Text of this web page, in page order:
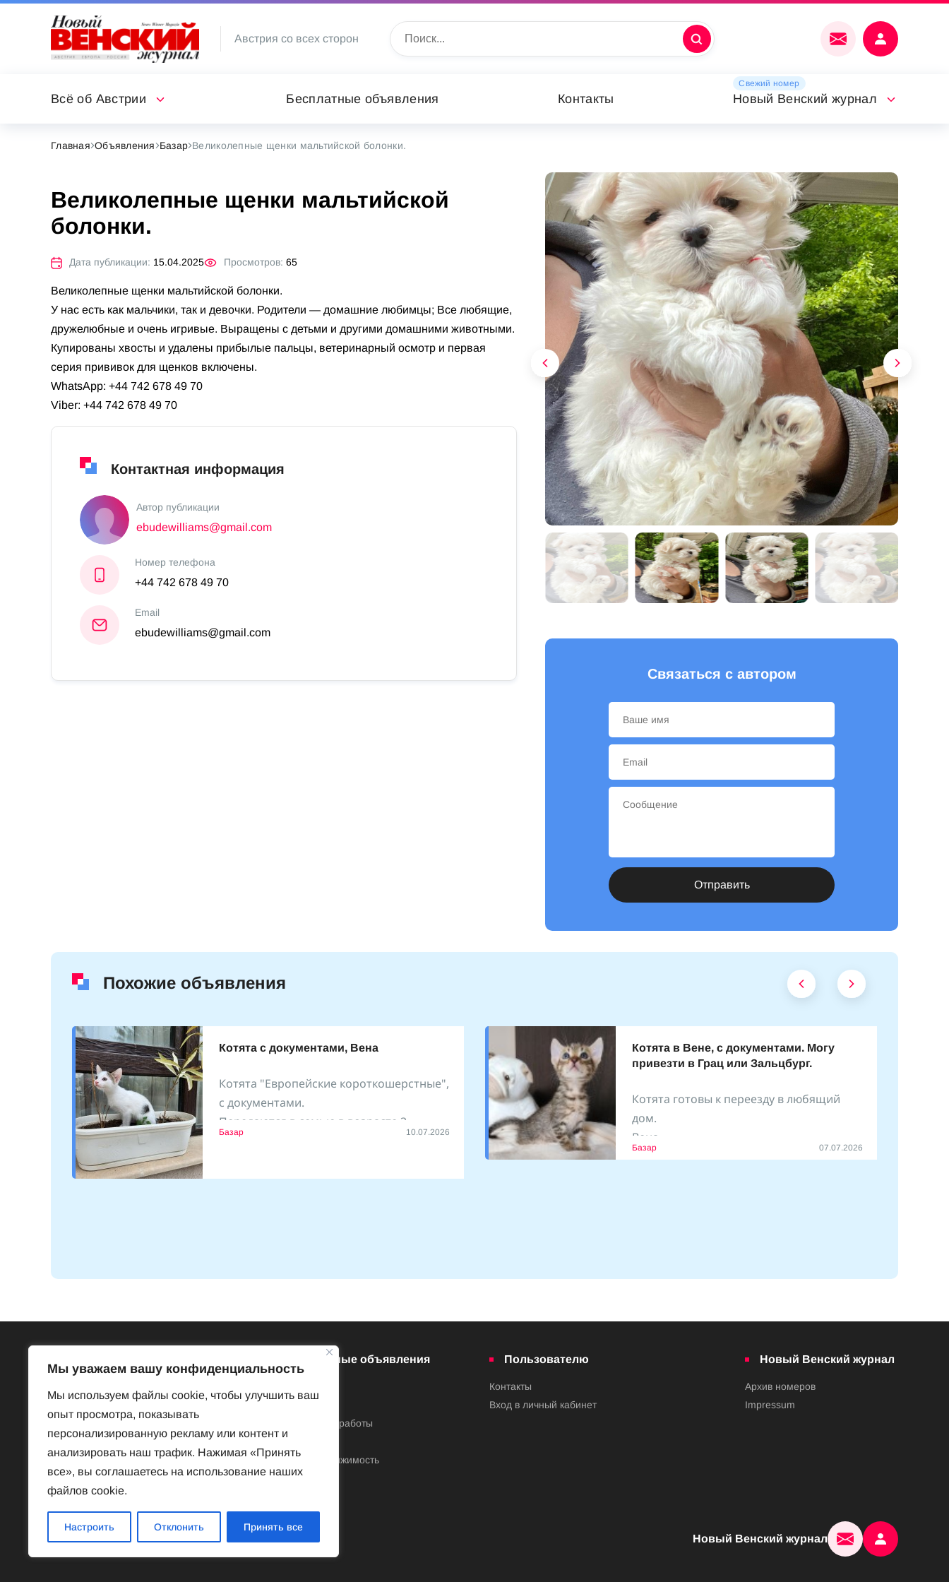
Мы уважаем вашу конфиденциальность
Мы используем файлы cookie, чтобы улучшить ваш
опыт просмотра, показывать
персонализированную рекламу или контент и
анализировать наш трафик. Нажимая «Принять
все», вы соглашаетесь на использование наших
файлов cookie.
Настроить Отклонить Принять все
Австрия со всех сторон
Всё об Австрии Бесплатные объявления Контакты
Свежий номер
Новый Венский журнал
Главная Объявления Базар Великолепные щенки мальтийской болонки.
Великолепные щенки мальтийской
болонки.
Дата публикации: 15.04.2025 Просмотров: 65
Великолепные щенки мальтийской болонки.
У нас есть как мальчики, так и девочки. Родители — домашние любимцы; Все любящие,
дружелюбные и очень игривые. Выращены с детьми и другими домашними животными.
Купированы хвосты и удалены прибылые пальцы, ветеринарный осмотр и первая
серия прививок для щенков включены.
WhatsApp: +44 742 678 49 70
Viber: +44 742 678 49 70
Контактная информация
Автор публикации
ebudewilliams@gmail.com
Номер телефона
+44 742 678 49 70
Email
ebudewilliams@gmail.com
Связаться с автором
Отправить
Похожие объявления
Котята с документами, Вена
Котята "Европейские короткошерстные",
с документами.
Передаются в семью в возрасте 3
месяцев. Есть девочки и
Базар 10.07.2026
Котята в Вене, с документами. Могу
привезти в Грац или Зальцбург.
Котята готовы к переезду в любящий
дом.
Вена.
По договоренности могу привезти на
Базар 07.07.2026
Законы и порядки
Нравы и обычаи
История
Наука
Культура
Спорт
Знаменитые австрийцы
Соотечественники в Австрии
Бесплатные объявления
Предложения работы
Частная недвижимость
Пользователю
Контакты
Вход в личный кабинет
Новый Венский журнал
Архив номеров
Impressum
Новый Венский журнал